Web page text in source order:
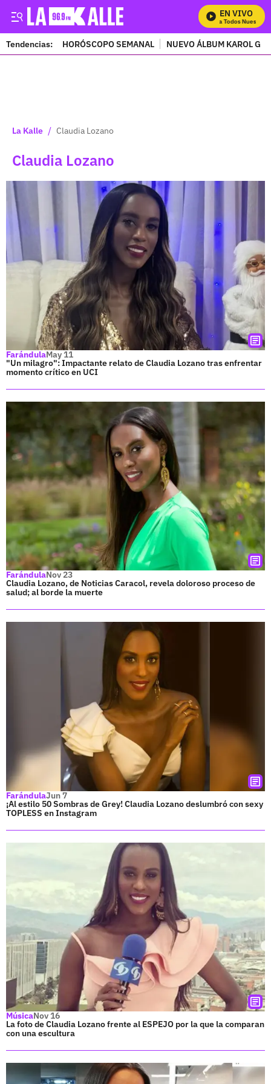
EN VIVO
Mira Todos Nuestros
Tendencias: HORÓSCOPO SEMANAL NUEVO ÁLBUM KAROL G
La Kalle / Claudia Lozano
Claudia Lozano
FarándulaMay 11
"Un milagro": Impactante relato de Claudia Lozano tras enfrentar
momento crítico en UCI
FarándulaNov 23
Claudia Lozano, de Noticias Caracol, revela doloroso proceso de
salud; al borde la muerte
FarándulaJun 7
¡Al estilo 50 Sombras de Grey! Claudia Lozano deslumbró con sexy
TOPLESS en Instagram
MúsicaNov 16
La foto de Claudia Lozano frente al ESPEJO por la que la comparan
con una escultura